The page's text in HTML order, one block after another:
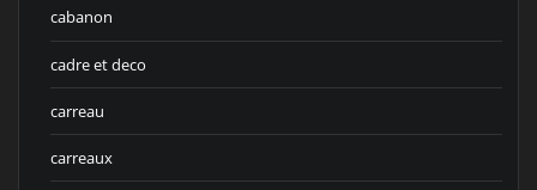
cabanon
cadre et deco
carreau
carreaux